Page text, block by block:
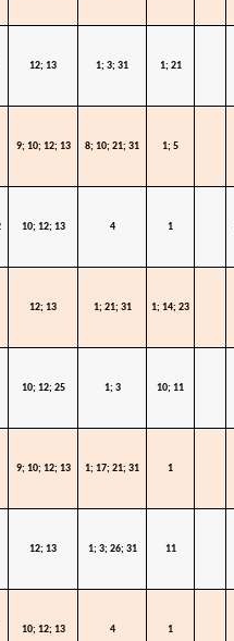
12; 13 1; 3; 31 1; 21
9; 10; 12; 13 8; 10; 21; 31 1; 5
10; 12; 13 4 1
12; 13 1; 21; 31 1; 14; 23
10; 12; 25 1; 3 10; 11
9; 10; 12; 13 1; 17; 21; 31 1
12; 13 1; 3; 26; 31 11
10; 12; 13 4 1